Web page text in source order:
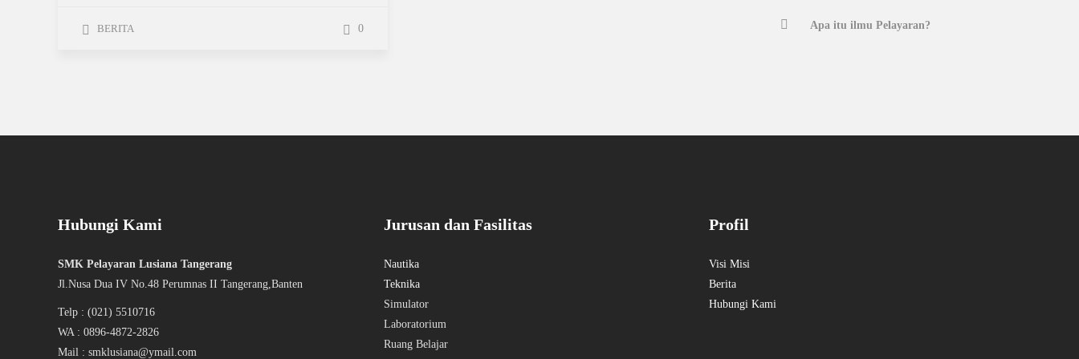
BERITA 0 Apa itu ilmu Pelayaran?
Hubungi Kami
SMK Pelayaran Lusiana Tangerang
Jl.Nusa Dua IV No.48 Perumnas II Tangerang,Banten
Telp : (021) 5510716
WA : 0896-4872-2826
Mail : smklusiana@ymail.com
Jurusan dan Fasilitas
Nautika
Teknika
Simulator
Laboratorium
Ruang Belajar
Profil
Visi Misi
Berita
Hubungi Kami